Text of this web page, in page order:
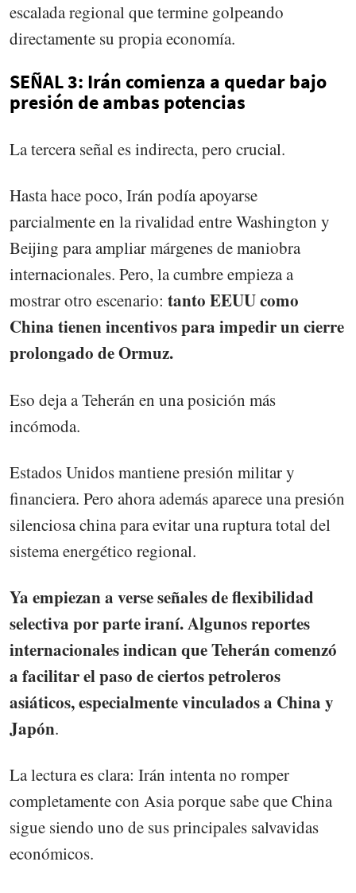
escalada regional que termine golpeando
directamente su propia economía.
SEÑAL 3: Irán comienza a quedar bajo
presión de ambas potencias
La tercera señal es indirecta, pero crucial.
Hasta hace poco, Irán podía apoyarse
parcialmente en la rivalidad entre Washington y
Beijing para ampliar márgenes de maniobra
internacionales. Pero, la cumbre empieza a
mostrar otro escenario: tanto EEUU como
China tienen incentivos para impedir un cierre
prolongado de Ormuz.
Eso deja a Teherán en una posición más
incómoda.
Estados Unidos mantiene presión militar y
financiera. Pero ahora además aparece una presión
silenciosa china para evitar una ruptura total del
sistema energético regional.
Ya empiezan a verse señales de flexibilidad
selectiva por parte iraní. Algunos reportes
internacionales indican que Teherán comenzó
a facilitar el paso de ciertos petroleros
asiáticos, especialmente vinculados a China y
Japón.
La lectura es clara: Irán intenta no romper
completamente con Asia porque sabe que China
sigue siendo uno de sus principales salvavidas
económicos.